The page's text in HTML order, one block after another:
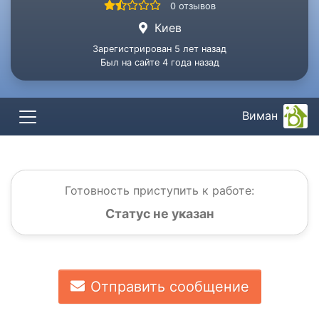
0 отзывов
Киев
Зарегистрирован 5 лет назад
Был на сайте 4 года назад
Виман
Готовность приступить к работе:
Статус не указан
Отправить сообщение